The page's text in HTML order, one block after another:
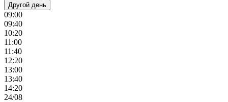
Другой день
09:00
09:40
10:20
11:00
11:40
12:20
13:00
13:40
14:20
24/08